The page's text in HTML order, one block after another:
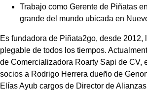
Trabajo como Gerente de Piñatas
grande del mundo ubicada en
Es fundadora de Piñata2go, desde 2012,
plegable de todos los tiempos.
de Comercializadora Roarty Sapi de CV,
socios a Rodrigo Herrera dueño de
Elías Ayub cargos de Director de